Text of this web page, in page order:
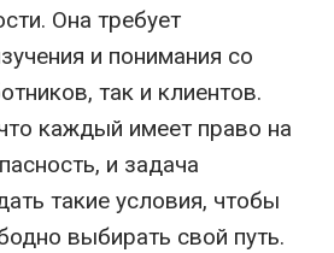
Она требует
и понимания со
так и клиентов.
каждый имеет право на
и задача
такие условия, чтобы
выбирать свой путь.